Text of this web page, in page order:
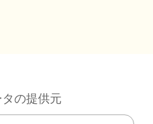
の提供元